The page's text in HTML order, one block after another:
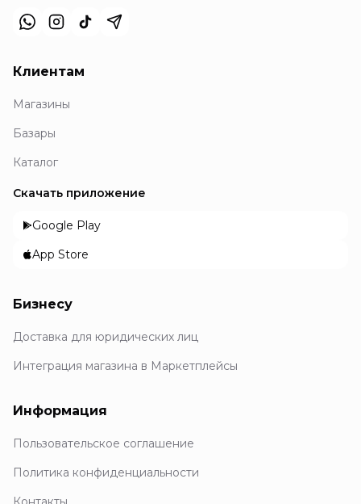
Клиентам
Магазины
Базары
Каталог
Скачать приложение
Google Play
App Store
Бизнесу
Доставка для юридических лиц
Интеграция магазина в Маркетплейсы
Информация
Пользовательское соглашение
Политика конфиденциальности